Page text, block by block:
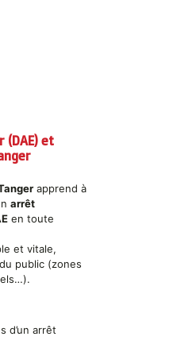
et
apprend à
arrêt
en toute
et vitale,
public (zones
d’un arrêt